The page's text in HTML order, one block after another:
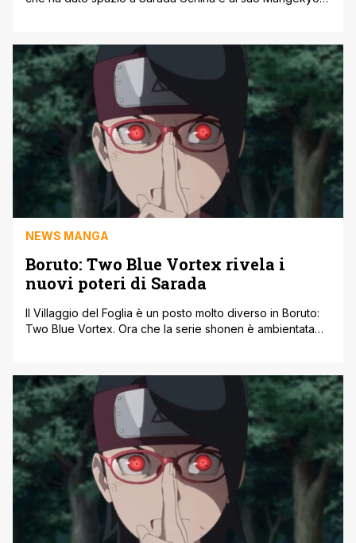
già visto con Sasuke e Itachi. Negli ultimi capitoli di Boruto:
Naruto Next Generations, è stato rivelato [']
NEWS MANGA
Boruto: Two Blue Vortex rivela i
nuovi poteri di Sarada
Il Villaggio del Foglia è un posto molto diverso in Boruto:
Two Blue Vortex. Ora che la serie shonen è ambientata
quelli principali è che il figlio di Naruto attualmente è in
fuga. Fortunatamente per il figlio del [']